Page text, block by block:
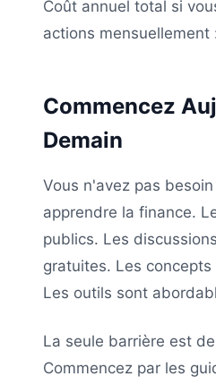
Coût annuel total si
actions mensuellement
Commencez
Demain
Vous n'avez pas
apprendre la finance.
publics. Les
gratuites. Les
Les outils sont
La seule barrière est
Commencez par les